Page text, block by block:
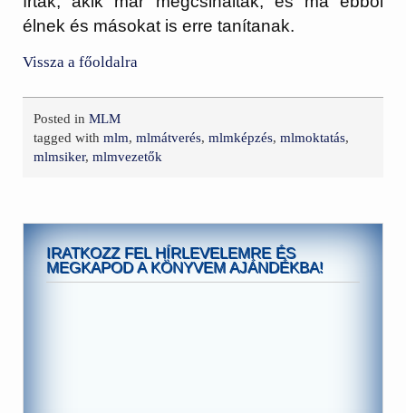
élnek és másokat is erre tanítanak.
Vissza a főoldalra
Posted inMLM
tagged withmlm,mlmátverés,mlmképzés,mlmoktatás,
mlmsiker,mlmvezetők
IRATKOZZ FEL HÍRLEVELEMRE ÉS
MEGKAPOD A KÖNYVEM AJÁNDÉKBA!